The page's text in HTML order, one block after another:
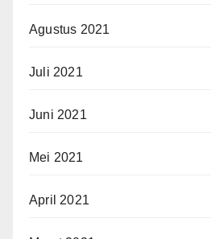
Agustus 2021
Juli 2021
Juni 2021
Mei 2021
April 2021